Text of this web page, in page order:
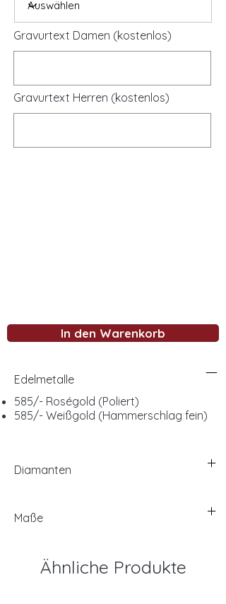
Gravurtext Damen (kostenlos)
Gravurtext Herren (kostenlos)
In den Warenkorb
Edelmetalle
585/- Roségold (Poliert)
585/- Weißgold (Hammerschlag fein)
Diamanten
Maße
Ähnliche Produkte